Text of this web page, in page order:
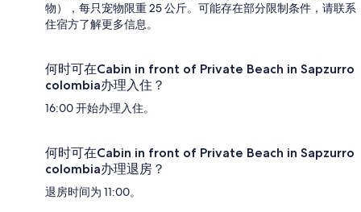
物），每只宠物限重 25 公斤。可能存在部分限制条件，请联系
住宿方了解更多信息。
何时可在Cabin in front of Private Beach in Sapzurro
colombia办理入住？
16:00 开始办理入住。
何时可在Cabin in front of Private Beach in Sapzurro
colombia办理退房？
退房时间为 11:00。